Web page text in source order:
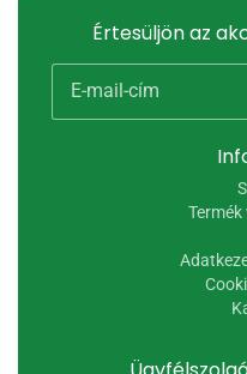
Értesüljön az
E-mail-cím